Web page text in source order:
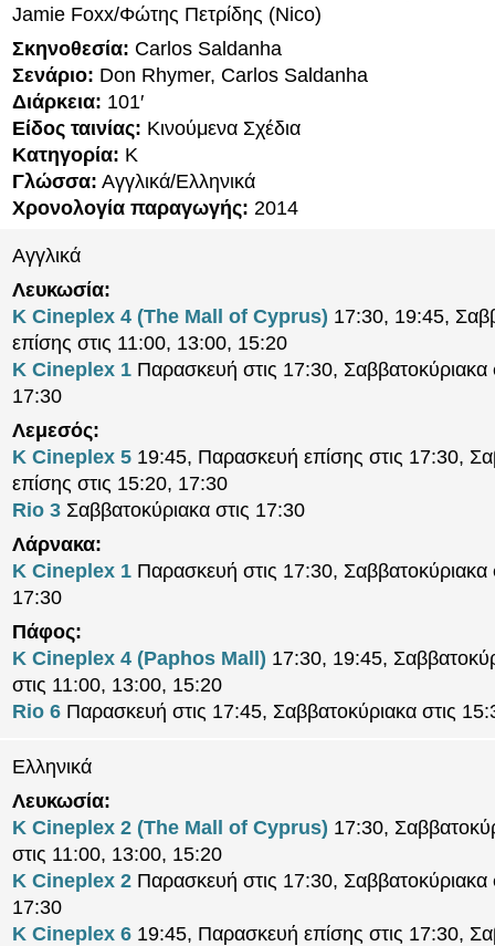
Jamie Foxx/Φώτης Πετρίδης (Nico)
Σκηνοθεσία: Carlos Saldanha
Σενάριο: Don Rhymer, Carlos Saldanha
Διάρκεια: 101′
Είδος ταινίας: Κινούμενα Σχέδια
Κατηγορία: K
Γλώσσα: Αγγλικά/Ελληνικά
Χρονολογία παραγωγής: 2014
Αγγλικά
Λευκωσία:
K Cineplex 4 (The Mall of Cyprus) 17:30, 19:45,
επίσης στις 11:00, 13:00, 15:20
K Cineplex 1 Παρασκευή στις 17:30, Σαββατοκύριακα
17:30
Λεμεσός:
K Cineplex 5 19:45, Παρασκευή επίσης στις 17:30,
επίσης στις 15:20, 17:30
Rio 3 Σαββατοκύριακα στις 17:30
Λάρνακα:
K Cineplex 1 Παρασκευή στις 17:30, Σαββατοκύριακα
17:30
Πάφος:
K Cineplex 4 (Paphos Mall) 17:30, 19:45,
στις 11:00, 13:00, 15:20
Rio 6 Παρασκευή στις 17:45, Σαββατοκύριακα στις
Ελληνικά
Λευκωσία:
K Cineplex 2 (The Mall of Cyprus) 17:30,
στις 11:00, 13:00, 15:20
K Cineplex 2 Παρασκευή στις 17:30, Σαββατοκύριακα
17:30
K Cineplex 6 19:45, Παρασκευή επίσης στις 17:30,